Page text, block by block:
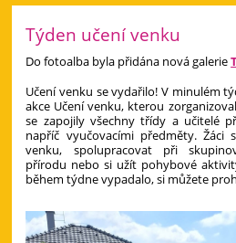
Týden učení venku
Do fotoalba byla přidána nová galerie
Učení venku se vydařilo! V minulém
akce Učení venku, kterou
se zapojily všechny třídy a učitelé
napříč vyučovacími předměty. Žáci
venku, spolupracovat při
přírodu nebo si užít pohybové
během týdne vypadalo, si můžete